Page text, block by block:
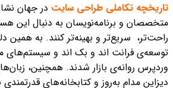
تاریخچه تکاملی طراحی سایت در جهان
متخصصان و برنامه‌نویسان به دنبال این
راحت‌تر، سریع‌تر و بهینه‌تر کنند. به همین
توسعه‌ی فرانت اند و بک اند و سیستم‌های
وردپرس روانه‌ی بازار شدند. همچنین،
دیزاین مدام به‌روز و کتابخانه‌‌های